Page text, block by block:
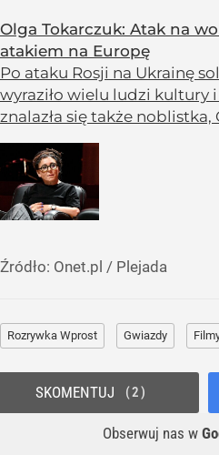
Olga Tokarczuk: Atak na
atakiem na Europę
Po ataku Rosji na Ukrainę
wyraziło wielu ludzi kultury
znalazła się także noblistka,
Źródło: Onet.pl / Plejada
Rozrywka Wprost Gwiazdy
Obserwuj nas w
SKOMENTUJ 2